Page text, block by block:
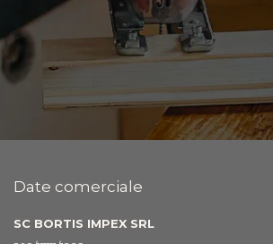
Date comerciale
SC BORTIS IMPEX SRL